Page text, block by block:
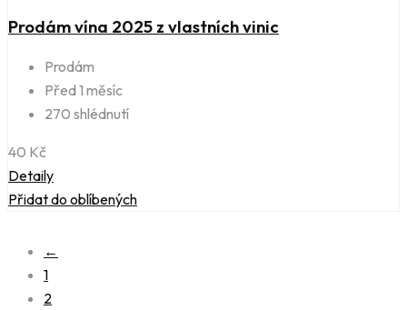
Prodám vína 2025 z vlastních vinic
Prodám
Před 1 měsíc
270 shlédnutí
40 Kč
Detaily
Přidat do oblíbených
←
1
2